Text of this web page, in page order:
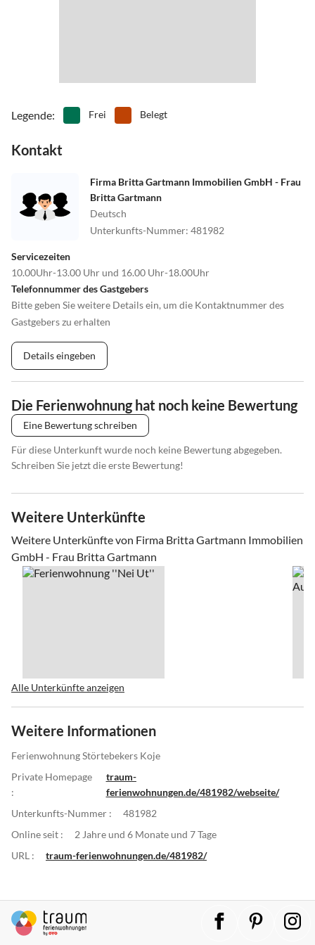
Legende: Frei Belegt
Kontakt
Firma Britta Gartmann Immobilien GmbH - Frau
Britta Gartmann
Deutsch
Unterkunfts-Nummer: 481982
Servicezeiten
10.00Uhr-13.00 Uhr und 16.00 Uhr-18.00Uhr
Telefonnummer des Gastgebers
Bitte geben Sie weitere Details ein, um die Kontaktnummer des
Gastgebers zu erhalten
Details eingeben
Die Ferienwohnung hat noch keine Bewertung
Eine Bewertung schreiben
Für diese Unterkunft wurde noch keine Bewertung abgegeben.
Schreiben Sie jetzt die erste Bewertung!
Weitere Unterkünfte
Weitere Unterkünfte von Firma Britta Gartmann Immobilien
GmbH - Frau Britta Gartmann
Alle Unterkünfte anzeigen
Weitere Informationen
Ferienwohnung Störtebekers Koje
Private Homepage
:
traum-
ferienwohnungen.de/481982/webseite/
Unterkunfts-Nummer :
481982
Online seit :
2 Jahre und 6 Monate und 7 Tage
URL :
traum-ferienwohnungen.de/481982/